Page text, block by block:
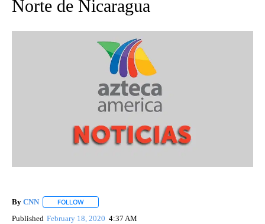
Norte de Nicaragua
By CNN FOLLOW
Published February 18, 2020 4:37 AM